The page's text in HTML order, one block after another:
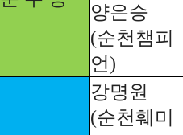
양은승
(순천챔피
언)
강명원
(순천훼미